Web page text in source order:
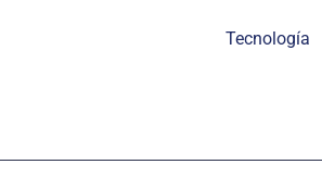
Tecnología